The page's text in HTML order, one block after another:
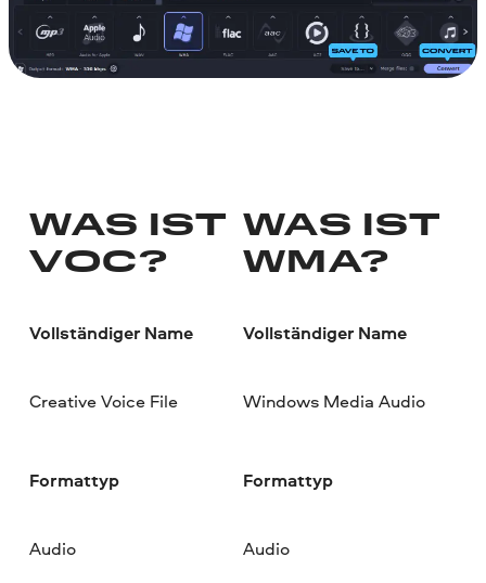
WAS IST
VOC?
Vollständiger Name
Creative Voice File
Formattyp
Audio
WAS IST
WMA?
Vollständiger Name
Windows Media Audio
Formattyp
Audio